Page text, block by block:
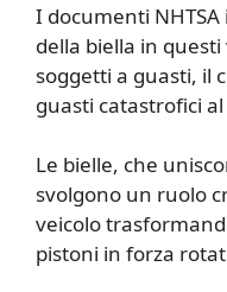
I documenti
della biella in
soggetti a guasti, il
guasti catastrofici
Le bielle, che
svolgono un ruolo
veicolo
pistoni in forza